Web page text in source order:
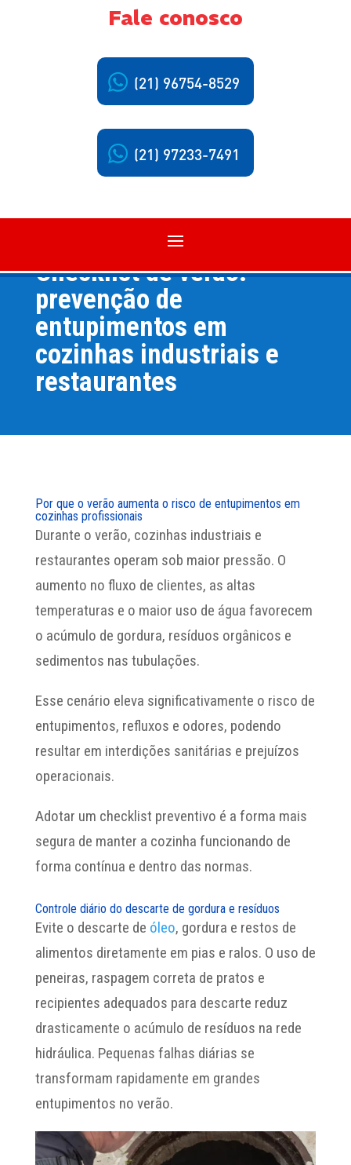
Fale conosco
(21) 96754-8529
(21) 97233-7491
Atendimento ao Cliente:(21) 2597-1824
Checklist de verão:
prevenção de
entupimentos em
cozinhas industriais e
restaurantes
Por que o verão aumenta o risco de entupimentos em
cozinhas profissionais
Durante o verão, cozinhas industriais e
restaurantes operam sob maior pressão. O
aumento no fluxo de clientes, as altas
temperaturas e o maior uso de água favorecem
o acúmulo de gordura, resíduos orgânicos e
sedimentos nas tubulações.
Esse cenário eleva significativamente o risco de
entupimentos, refluxos e odores, podendo
resultar em interdições sanitárias e prejuízos
operacionais.
Adotar um checklist preventivo é a forma mais
segura de manter a cozinha funcionando de
forma contínua e dentro das normas.
Controle diário do descarte de gordura e resíduos
Evite o descarte de óleo, gordura e restos de
alimentos diretamente em pias e ralos. O uso de
peneiras, raspagem correta de pratos e
recipientes adequados para descarte reduz
drasticamente o acúmulo de resíduos na rede
hidráulica. Pequenas falhas diárias se
transformam rapidamente em grandes
entupimentos no verão.